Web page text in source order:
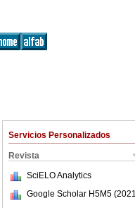
Servicios Personalizados
Revista
SciELO Analytics
Google Scholar H5M5 (2021